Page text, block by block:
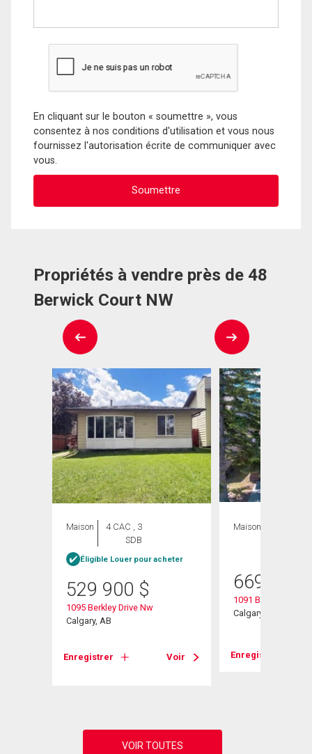
En cliquant sur le bouton « soumettre », vous
consentez à nos conditions d'utilisation et vous nous
fournissez l'autorisation écrite de communiquer avec
vous.
Propriétés à vendre près de 48
Berwick Court NW
Maison
4 CAC , 3
SDB
Éligible Louer pour acheter
529 900 $
1095 Berkley Drive Nw
Calgary, AB
Enregistrer Voir
Maison
669 000
1091 Berkley Drive
Calgary, AB
Enregistrer